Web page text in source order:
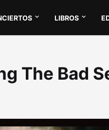
LIBROS
The Bad